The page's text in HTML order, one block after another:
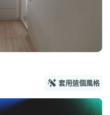
套用這個風格